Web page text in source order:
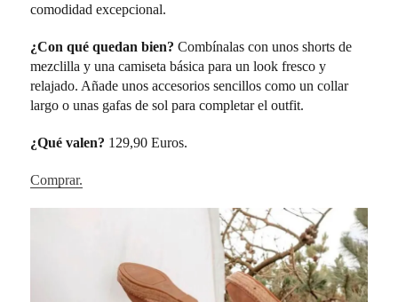
comodidad excepcional.
¿Con qué quedan bien?Combínalas con unos shorts de
mezclilla y una camiseta básica para un look fresco y
relajado. Añade unos accesorios sencillos como un collar
largo o unas gafas de sol para completar el outfit.
¿Qué valen? 129,90 Euros.
Comprar.